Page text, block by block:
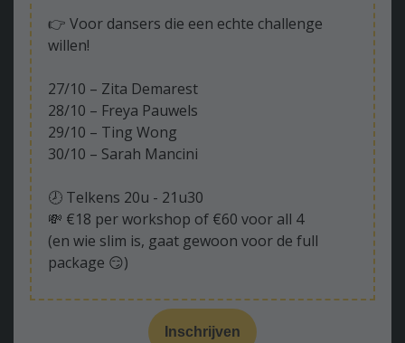
👉 Voor dansers die een echte challenge
willen!
27/10 – Zita Demarest
28/10 – Freya Pauwels
29/10 – Ting Wong
30/10 – Sarah Mancini
🕗 Telkens 20u - 21u30
💸 €18 per workshop of €60 voor all 4
(en wie slim is, gaat gewoon voor de full
package 😏)
Inschrijven